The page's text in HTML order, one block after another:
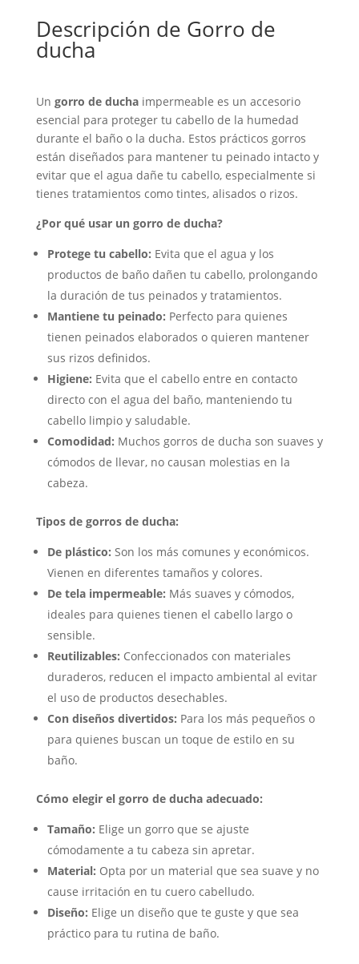
Descripción de Gorro de
ducha
Un gorro de ducha impermeable es un accesorio
esencial para proteger tu cabello de la humedad
durante el baño o la ducha. Estos prácticos gorros
están diseñados para mantener tu peinado intacto y
evitar que el agua dañe tu cabello, especialmente si
tienes tratamientos como tintes, alisados o rizos.
¿Por qué usar un gorro de ducha?
Protege tu cabello: Evita que el agua y los
productos de baño dañen tu cabello, prolongando
la duración de tus peinados y tratamientos.
Mantiene tu peinado: Perfecto para quienes
tienen peinados elaborados o quieren mantener
sus rizos definidos.
Higiene: Evita que el cabello entre en contacto
directo con el agua del baño, manteniendo tu
cabello limpio y saludable.
Comodidad: Muchos gorros de ducha son suaves y
cómodos de llevar, no causan molestias en la
cabeza.
Tipos de gorros de ducha:
De plástico: Son los más comunes y económicos.
Vienen en diferentes tamaños y colores.
De tela impermeable: Más suaves y cómodos,
ideales para quienes tienen el cabello largo o
sensible.
Reutilizables: Confeccionados con materiales
duraderos, reducen el impacto ambiental al evitar
el uso de productos desechables.
Con diseños divertidos: Para los más pequeños o
para quienes buscan un toque de estilo en su
baño.
Cómo elegir el gorro de ducha adecuado:
Tamaño: Elige un gorro que se ajuste
cómodamente a tu cabeza sin apretar.
Material: Opta por un material que sea suave y no
cause irritación en tu cuero cabelludo.
Diseño: Elige un diseño que te guste y que sea
práctico para tu rutina de baño.